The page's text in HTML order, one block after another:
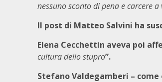
nessuno sconto di pena e carcere a
Il post di Matteo Salvini ha
Elena Cecchettin aveva poi
cultura dello stupro”.
Stefano Valdegamberi –